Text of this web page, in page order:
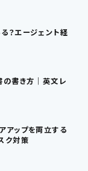
？エージェント経
の書き方｜英文レ
アップを両立する
ク対策